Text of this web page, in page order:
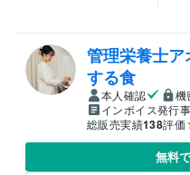
管理栄養士
する食
本人確認
機
インボイス発行
総販売実績138評価
無料